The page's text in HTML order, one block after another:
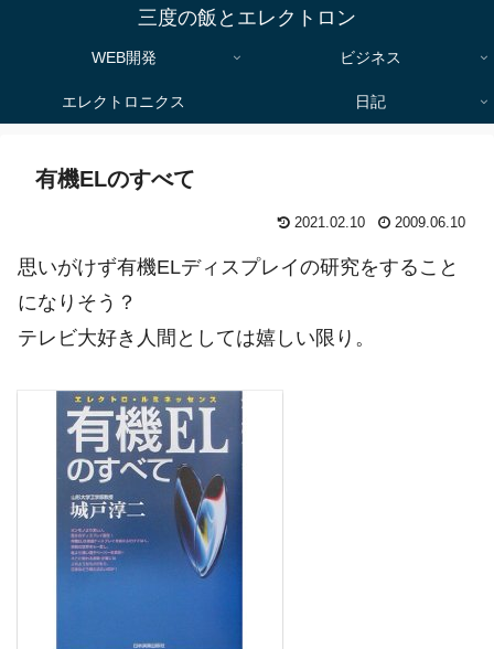
三度の飯とエレクトロン
WEB開発 ビジネス
エレクトロニクス 日記
有機ELのすべて
2021.02.10 2009.06.10
思いがけず有機ELディスプレイの研究をすること
になりそう？
テレビ大好き人間としては嬉しい限り。